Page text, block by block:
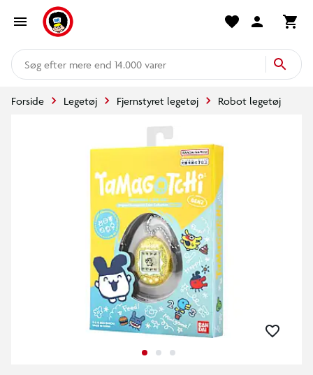
mere end 14.000 varer
Forside Legetøj Fjernstyret legetøj Robot legetøj